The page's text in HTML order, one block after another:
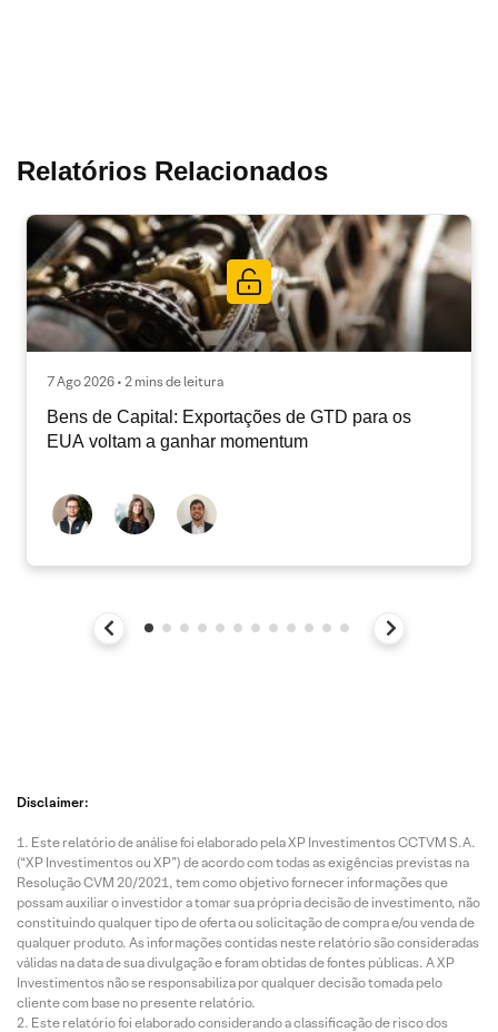
Relatórios Relacionados
7 Ago 2026 • 2 mins de leitura
Bens de Capital: Exportações de GTD para os
EUA voltam a ganhar momentum
Disclaimer:
Este relatório de análise foi elaborado pela XP Investimentos CCTVM S.A.
(“XP Investimentos ou XP”) de acordo com todas as exigências previstas na
Resolução CVM 20/2021, tem como objetivo fornecer informações que
possam auxiliar o investidor a tomar sua própria decisão de investimento, não
constituindo qualquer tipo de oferta ou solicitação de compra e/ou venda de
qualquer produto. As informações contidas neste relatório são consideradas
válidas na data de sua divulgação e foram obtidas de fontes públicas. A XP
Investimentos não se responsabiliza por qualquer decisão tomada pelo
cliente com base no presente relatório.
Este relatório foi elaborado considerando a classificação de risco dos